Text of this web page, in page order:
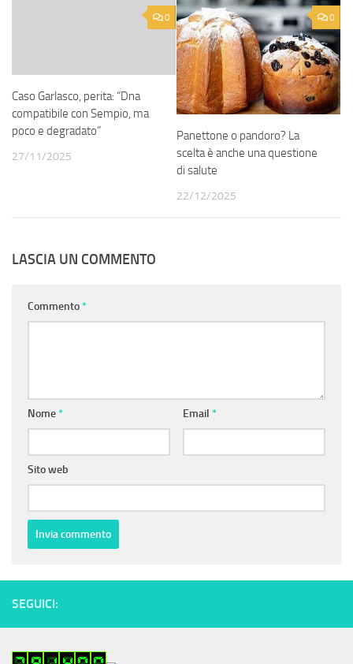
0
Caso Garlasco, perita: “Dna
compatibile con Sempio, ma
poco e degradato”
27/11/2025
0
Panettone o pandoro? La
scelta è anche una questione
di salute
22/12/2025
LASCIA UN COMMENTO
Commento*
Nome* Email *
Sito web
SEGUICI: